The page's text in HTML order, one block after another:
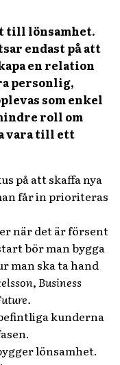
till lönsamhet.
endast på att
en relation
personlig,
som enkel
roll om
vara till ett
på att skaffa nya
får in prioriteras
när det är försent
bör man bygga
man ska ta hand
,Business
kunderna
lönsamhet.